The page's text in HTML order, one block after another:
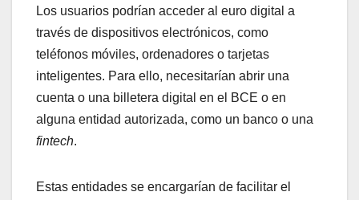
Los usuarios podrían acceder al euro digital a
través de dispositivos electrónicos, como
teléfonos móviles, ordenadores o tarjetas
inteligentes. Para ello, necesitarían abrir una
cuenta o una billetera digital en el BCE o en
alguna entidad autorizada, como un banco o una
fintech.
Estas entidades se encargarían de facilitar el